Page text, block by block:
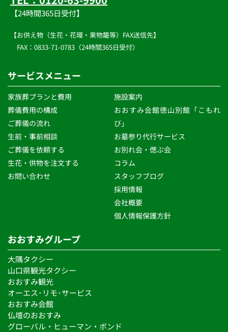
【24時間365日受付】
【お供え物（生花・花環・果物籠等）FAX送信先】
FAX：0833-71-0783（24時間365日受付）
サービスメニュー
家族葬プランと費用
葬儀費用の構成
ご葬儀の流れ
生前・事前相談
ご葬儀を依頼する
生花・供物を注文する
お問い合わせ
施設案内
おおすみ会館徳山別館「こもれ
び」
お墓参り代行サービス
お別れ会・偲ぶ会
コラム
スタッフブログ
採用情報
会社概要
個人情報保護方針
おおすみグループ
大隅タクシー
山口県観光タクシー
おおすみ観光
オーエス･リモ･サービス
おおすみ会館
仏壇のおおすみ
グローバル・ヒューマン・ボンド